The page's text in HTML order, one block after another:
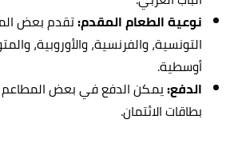
نوعية الطعام المقدم:تقدم بعض
التونسية، والفرنسية، والأوروبية،
أوسطية.
الدفع:يمكن الدفع في بعض المطاعم
بطاقات الائتمان.